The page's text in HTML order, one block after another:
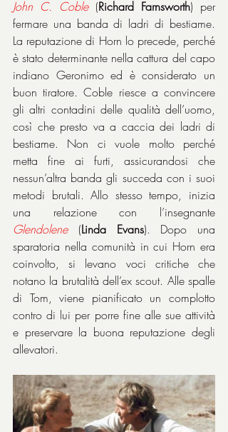
John C. Coble (Richard Farnsworth) per
fermare una banda di ladri di bestiame.
La reputazione di Horn lo precede, perché
è stato determinante nella cattura del capo
indiano Geronimo ed è considerato un
buon tiratore. Coble riesce a convincere
gli altri contadini delle qualità dell’uomo,
così che presto va a caccia dei ladri di
bestiame. Non ci vuole molto perché
metta fine ai furti, assicurandosi che
nessun’altra banda gli succeda con i suoi
metodi brutali. Allo stesso tempo, inizia
Glendolene (Linda Evans). Dopo una
sparatoria nella comunità in cui Horn era
coinvolto, si levano voci critiche che
notano la brutalità dell’ex scout. Alle spalle
di Tom, viene pianificato un complotto
contro di lui per porre fine alle sue attività
e preservare la buona reputazione degli
allevatori.